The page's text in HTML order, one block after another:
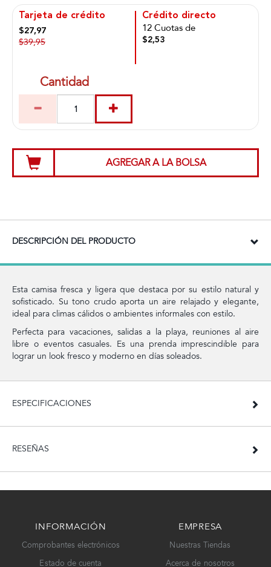
Tarjeta de crédito
$27,97
$39,95
Crédito directo
12 Cuotas de
$2,53
Cantidad
AGREGAR A LA BOLSA
DESCRIPCIÓN DEL PRODUCTO
Esta camisa fresca y ligera que destaca por su estilo natural y
sofisticado. Su tono crudo aporta un aire relajado y elegante,
ideal para climas cálidos o ambientes informales con estilo.
Perfecta para vacaciones, salidas a la playa, reuniones al aire
libre o eventos casuales. Es una prenda imprescindible para
lograr un look fresco y moderno en días soleados.
ESPECIFICACIONES
RESEÑAS
INFORMACIÓN
Comprobantes electrónicos
Estado de cuenta
EMPRESA
Nuestras Tiendas
Acerca de nosotros